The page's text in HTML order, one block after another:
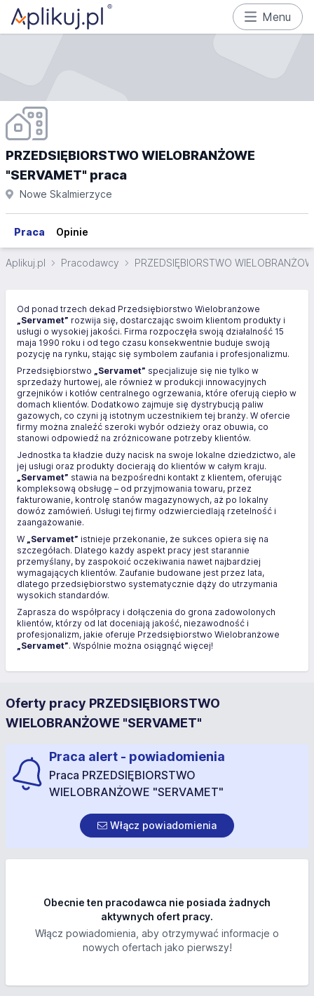
Menu
PRZEDSIĘBIORSTWO WIELOBRANŻOWE
"SERVAMET" praca
Nowe Skalmierzyce
Praca Opinie
Aplikuj.pl Pracodawcy PRZEDSIĘBIORSTWO
Od ponad trzech dekad Przedsiębiorstwo Wielobranżowe
„Servamet” rozwija się, dostarczając swoim klientom produkty i
usługi o wysokiej jakości. Firma rozpoczęła swoją działalność 15
maja 1990 roku i od tego czasu konsekwentnie buduje swoją
pozycję na rynku, stając się symbolem zaufania i profesjonalizmu.
Przedsiębiorstwo „Servamet” specjalizuje się nie tylko w
sprzedaży hurtowej, ale również w produkcji innowacyjnych
grzejników i kotłów centralnego ogrzewania, które oferują ciepło w
domach klientów. Dodatkowo zajmuje się dystrybucją paliw
gazowych, co czyni ją istotnym uczestnikiem tej branży. W ofercie
firmy można znaleźć szeroki wybór odzieży oraz obuwia, co
stanowi odpowiedź na zróżnicowane potrzeby klientów.
Jednostka ta kładzie duży nacisk na swoje lokalne dziedzictwo, ale
jej usługi oraz produkty docierają do klientów w całym kraju.
„Servamet” stawia na bezpośredni kontakt z klientem, oferując
kompleksową obsługę – od przyjmowania towaru, przez
fakturowanie, kontrolę stanów magazynowych, aż po lokalny
dowóz zamówień. Usługi tej firmy odzwierciedlają rzetelność i
zaangażowanie.
W „Servamet” istnieje przekonanie, że sukces opiera się na
szczegółach. Dlatego każdy aspekt pracy jest starannie
przemyślany, by zaspokoić oczekiwania nawet najbardziej
wymagających klientów. Zaufanie budowane jest przez lata,
dlatego przedsiębiorstwo systematycznie dąży do utrzymania
wysokich standardów.
Zaprasza do współpracy i dołączenia do grona zadowolonych
klientów, którzy od lat doceniają jakość, niezawodność i
profesjonalizm, jakie oferuje Przedsiębiorstwo Wielobranżowe
„Servamet”. Wspólnie można osiągnąć więcej!
Oferty pracy PRZEDSIĘBIORSTWO
WIELOBRANŻOWE "SERVAMET"
Praca alert - powiadomienia
Praca PRZEDSIĘBIORSTWO
WIELOBRANŻOWE "SERVAMET"
Włącz powiadomienia
Obecnie ten pracodawca nie posiada żadnych
aktywnych ofert pracy.
Włącz powiadomienia, aby otrzymywać informacje o
nowych ofertach jako pierwszy!